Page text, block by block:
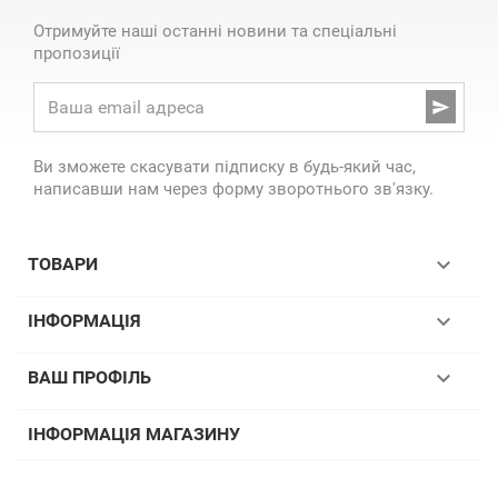
Отримуйте наші останні новини та спеціальні
пропозиції

Ви зможете скасувати підписку в будь-який час,
написавши нам через форму зворотнього зв'язку.
ТОВАРИ 
ІНФОРМАЦІЯ 
ВАШ ПРОФІЛЬ 
ІНФОРМАЦІЯ МАГАЗИНУ